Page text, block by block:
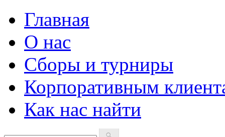
Главная
О нас
Сборы и турниры
Корпоративным
Как нас найти